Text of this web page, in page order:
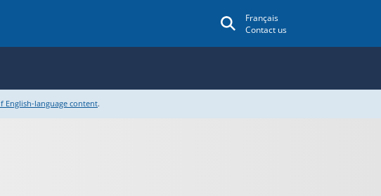
Français
Contact us
English-language content.